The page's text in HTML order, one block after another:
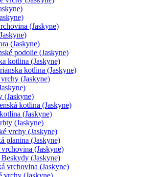
(Jaskyne)
(Jaskyne)
podolie (Jaskyne)
kotlina (Jaskyne)
kotlina (Jaskyne)
(Jaskyne)
(Jaskyne)
kotlina (Jaskyne)
(Jaskyne)
(Jaskyne)
vrchy (Jaskyne)
planina (Jaskyne)
(Jaskyne)
(Jaskyne)
vrchovina (Jaskyne)
vrchy (Jaskyne)